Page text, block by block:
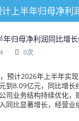
年归母净利润同比增
0次
预计2026年上半年实
到8.09亿元，同比增长
司业务结构持续优化，
同比显著增长，经营业